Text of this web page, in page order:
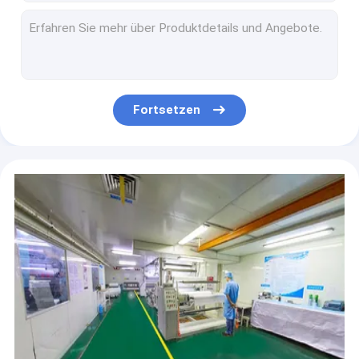
Defekte Glas- Stärke der PVC-Vinyl-Digital-Druck-Auto-Verpackungs-85mic 105mic
AllTrack-Rennwagen-Digital-Farblistete ändernder Auto-Verpackung entfernbarer SGS auf
Matte Metal Black Pvc Vinyl-Film, PET 160g Zwischenlagen-Vinylverpackungs-Rolle für Auto
Film des Pan Gu Digital Print Car-Verpackungs-polymerischer glatter Rennwagen-160g
Digital-Druck-Auto-Verpackungs-Vinylübersichtliches design kundengebundener Ersatz GMT bedruckbares Vinylerdzu MPI 1105
Fortsetzen